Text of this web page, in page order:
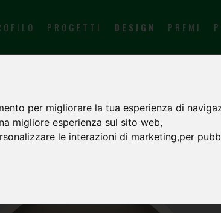
per migliorare la tua esperienza di
migliore esperienza sul sito web,
le interazioni di marketing,per
PROGETTI DESIGN PREMI